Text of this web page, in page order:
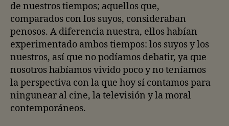
de nuestros tiempos; aquellos que,
comparados con los suyos, consideraban
penosos. A diferencia nuestra, ellos habían
experimentado ambos tiempos: los suyos y los
nuestros, así que no podíamos debatir, ya que
nosotros habíamos vivido poco y no teníamos
la perspectiva con la que hoy sí contamos para
ningunear al cine, la televisión y la moral
contemporáneos.